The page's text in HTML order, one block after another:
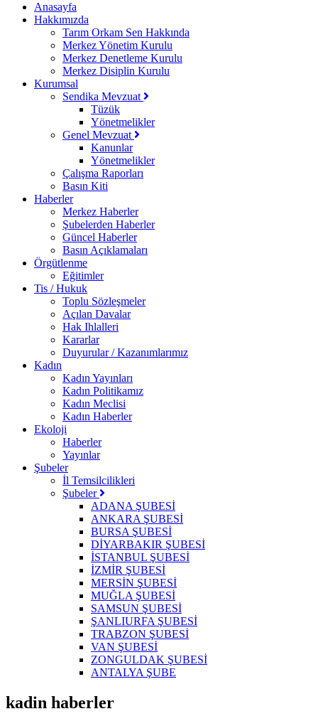
Anasayfa
Hakkımızda
Tarım Orkam Sen Hakkında
Merkez Yönetim Kurulu
Merkez Denetleme Kurulu
Merkez Disiplin Kurulu
Kurumsal
Sendika Mevzuat
Tüzük
Yönetmelikler
Genel Mevzuat
Kanunlar
Yönetmelikler
Çalışma Raporları
Basın Kiti
Haberler
Merkez Haberler
Şubelerden Haberler
Güncel Haberler
Basın Açıklamaları
Örgütlenme
Eğitimler
Tis / Hukuk
Toplu Sözleşmeler
Açılan Davalar
Hak Ihlalleri
Kararlar
Duyurular / Kazanımlarımız
Kadın
Kadın Yayınları
Kadın Politikamız
Kadın Meclisi
Kadın Haberler
Ekoloji
Haberler
Yayınlar
Şubeler
İl Temsilcilikleri
Şubeler
ADANA ŞUBESİ
ANKARA ŞUBESİ
BURSA ŞUBESİ
DİYARBAKIR ŞUBESİ
İSTANBUL ŞUBESİ
İZMİR ŞUBESİ
MERSİN ŞUBESİ
MUĞLA ŞUBESİ
SAMSUN ŞUBESİ
ŞANLIURFA ŞUBESİ
TRABZON ŞUBESİ
VAN ŞUBESİ
ZONGULDAK ŞUBESİ
ANTALYA ŞUBE
kadin haberler